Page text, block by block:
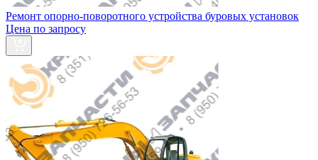
Ремонт опорно-поворотного устройства буровых установок
Цена по запросу